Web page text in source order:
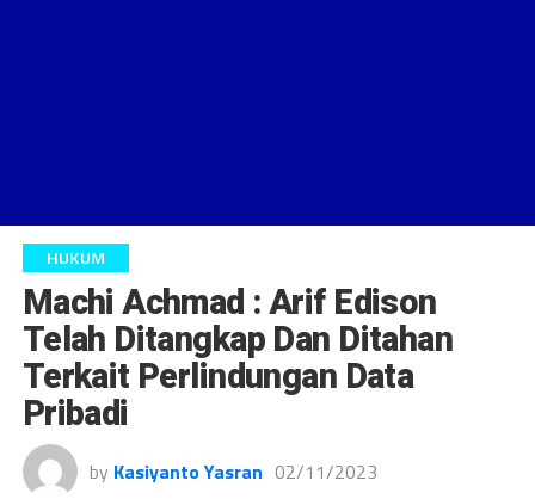
HUKUM
Machi Achmad : Arif Edison
Telah Ditangkap Dan Ditahan
Terkait Perlindungan Data
Pribadi
by Kasiyanto Yasran 02/11/2023